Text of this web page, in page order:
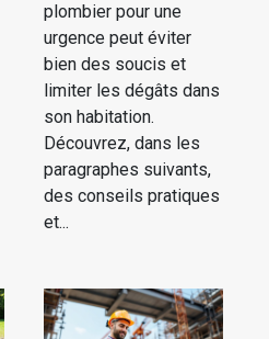
plombier pour une
urgence peut éviter
bien des soucis et
limiter les dégâts dans
son habitation.
Découvrez, dans les
paragraphes suivants,
des conseils pratiques
et...